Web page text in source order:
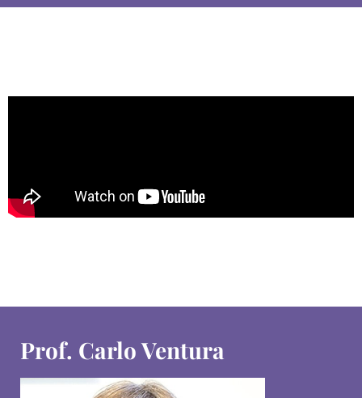
Prof. Carlo Ventura